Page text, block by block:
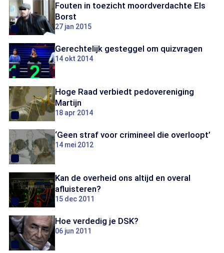
Fouten in toezicht moordverdachte Els
Borst
27 jan 2015
Gerechtelijk gesteggel om quizvragen
14 okt 2014
Hoge Raad verbiedt pedovereniging
Martijn
18 apr 2014
‘Geen straf voor crimineel die overloopt’
14 mei 2012
Kan de overheid ons altijd en overal
afluisteren?
15 dec 2011
Hoe verdedig je DSK?
06 jun 2011